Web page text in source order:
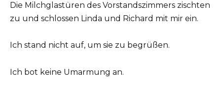
Die Milchglastüren des Vorstandszimmers zischten
zu und schlossen Linda und Richard mit mir ein.
Ich stand nicht auf, um sie zu begrüßen.
Ich bot keine Umarmung an.